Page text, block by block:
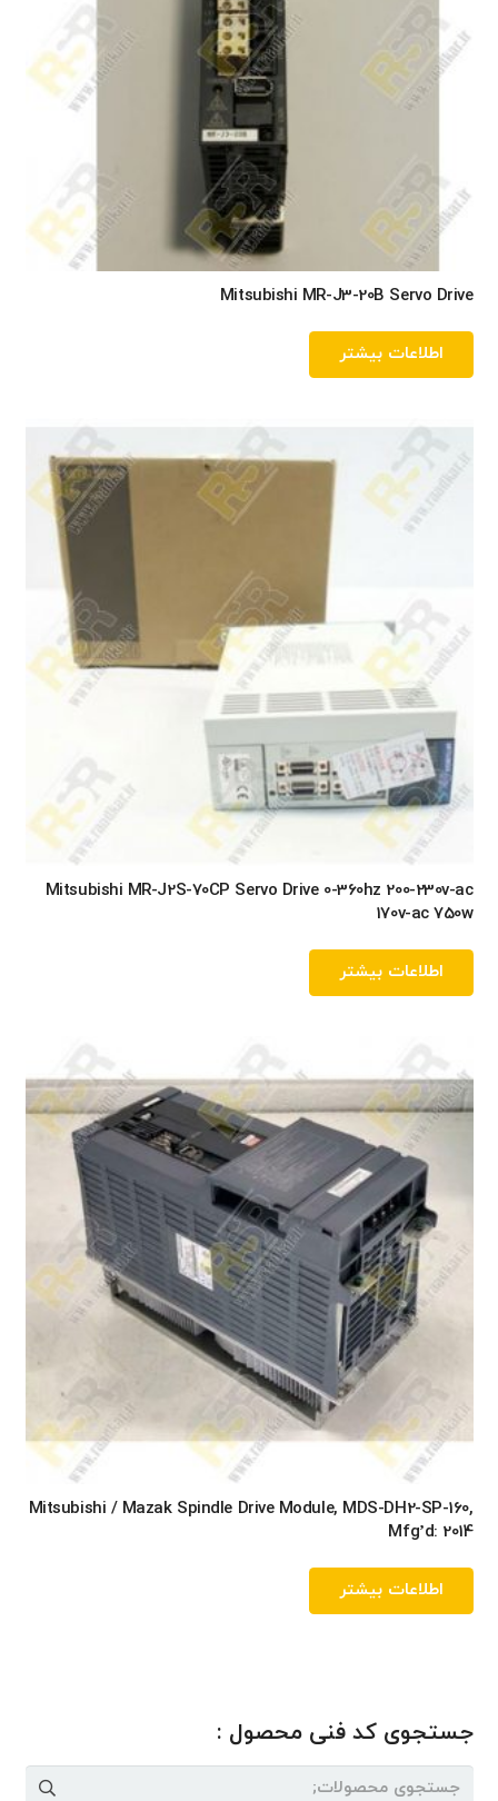
Mitsubishi MR-J3-20B Servo Drive
اطلاعات بیشتر
Mitsubishi MR-J2S-70CP Servo Drive 0-360hz 200-230v-ac
170v-ac 750w
اطلاعات بیشتر
Mitsubishi / Mazak Spindle Drive Module, MDS-DH2-SP-160,
Mfg’d: 2014
اطلاعات بیشتر
جستجوی کد فنی محصول :
جستجو